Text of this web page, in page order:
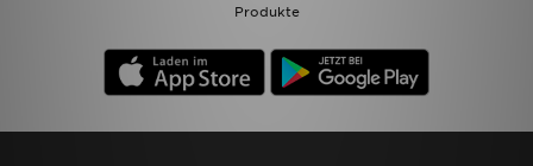
Produkte